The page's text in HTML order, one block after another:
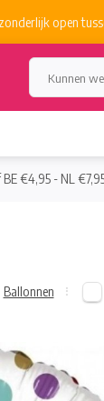
open
€4,95 - NL
Ballonnen